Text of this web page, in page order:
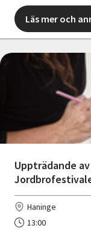
Läs mer och
Uppträdande
Haninge
13:00